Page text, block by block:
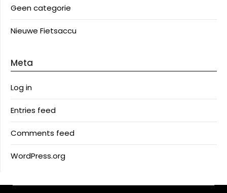
Geen categorie
Nieuwe Fietsaccu
Meta
Log in
Entries feed
Comments feed
WordPress.org